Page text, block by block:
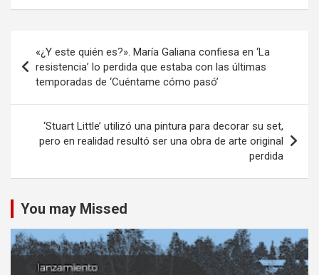
de
entradas
«¿Y este quién es?». María Galiana confiesa en ‘La
resistencia’ lo perdida que estaba con las últimas
temporadas de ‘Cuéntame cómo pasó’
‘Stuart Little’ utilizó una pintura para decorar su set,
pero en realidad resultó ser una obra de arte original
perdida
You may Missed